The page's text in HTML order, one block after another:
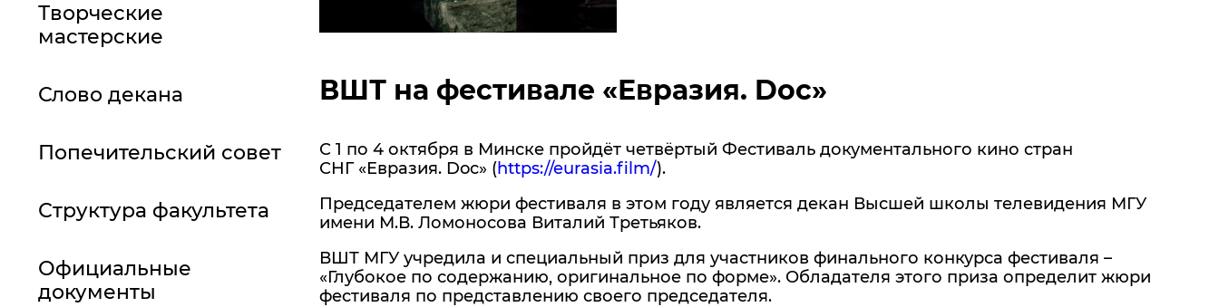
Творческие
мастерские
Слово декана
Попечительский совет
Структура факультета
Официальные
документы
ВШТ на фестивале «Евразия. Doc»
С 1 по 4 октября в Минске пройдёт четвёртый Фестиваль документального кино стран
СНГ «Евразия. Doc» (https://eurasia.film/).
Председателем жюри фестиваля в этом году является декан Высшей школы телевидения МГУ
имени М.В. Ломоносова Виталий Третьяков.
ВШТ МГУ учредила и специальный приз для участников финального конкурса фестиваля –
«Глубокое по содержанию, оригинальное по форме». Обладателя этого приза определит жюри
фестиваля по представлению своего председателя.